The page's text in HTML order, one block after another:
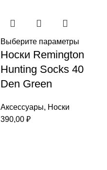
Выберите параметры
Носки Remington
Hunting Socks 40
Den Green
Аксессуары, Носки
390,00 ₽